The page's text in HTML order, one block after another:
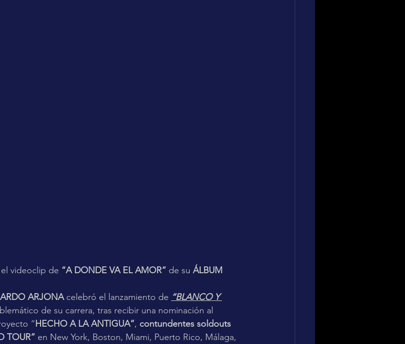
videoclip de “A DONDE VA EL AMOR” de su ÁLBUM
ARJONA celebró el lanzamiento de “BLANCO Y
de su carrera, tras recibir una nominación al
“HECHO A LA ANTIGUA”, contundentes soldouts
TOUR” en New York, Boston, Miami, Puerto Rico, Málaga,